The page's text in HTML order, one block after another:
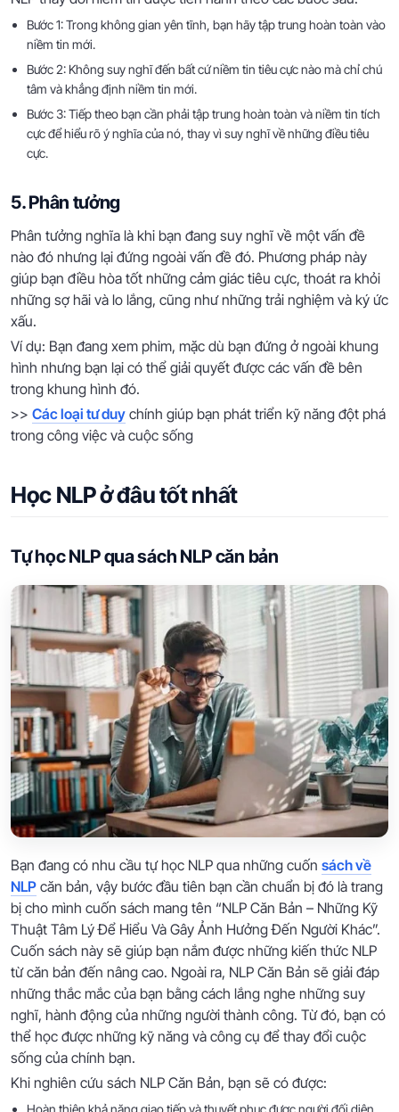
Bước 1: Trong không gian yên tĩnh, bạn hãy tập trung hoàn toàn vào
niềm tin mới.
Bước 2: Không suy nghĩ đến bất cứ niềm tin tiêu cực nào mà chỉ chú
tâm và khẳng định niềm tin mới.
Bước 3: Tiếp theo bạn cần phải tập trung hoàn toàn và niềm tin tích
cực để hiểu rõ ý nghĩa của nó, thay vì suy nghĩ về những điều tiêu
cực.
5. Phân tưởng
Phân tưởng nghĩa là khi bạn đang suy nghĩ về một vấn đề
nào đó nhưng lại đứng ngoài vấn đề đó. Phương pháp này
giúp bạn điều hòa tốt những cảm giác tiêu cực, thoát ra khỏi
những sợ hãi và lo lắng, cũng như những trải nghiệm và ký ức
xấu.
Ví dụ: Bạn đang xem phim, mặc dù bạn đứng ở ngoài khung
hình nhưng bạn lại có thể giải quyết được các vấn đề bên
trong khung hình đó.
>> Các loại tư duy chính giúp bạn phát triển kỹ năng đột phá
trong công việc và cuộc sống
Học NLP ở đâu tốt nhất
Tự học NLP qua sách NLP căn bản
Bạn đang có nhu cầu tự học NLP qua những cuốn sách về
NLP căn bản, vậy bước đầu tiên bạn cần chuẩn bị đó là trang
bị cho mình cuốn sách mang tên “NLP Căn Bản – Những Kỹ
Thuật Tâm Lý Để Hiểu Và Gây Ảnh Hưởng Đến Người Khác”.
Cuốn sách này sẽ giúp bạn nắm được những kiến thức NLP
từ căn bản đến nâng cao. Ngoài ra, NLP Căn Bản sẽ giải đáp
những thắc mắc của bạn bằng cách lắng nghe những suy
nghĩ, hành động của những người thành công. Từ đó, bạn có
thể học được những kỹ năng và công cụ để thay đổi cuộc
sống của chính bạn.
Khi nghiên cứu sách NLP Căn Bản, bạn sẽ có được:
Hoàn thiện khả năng giao tiếp và thuyết phục được người đối diện.